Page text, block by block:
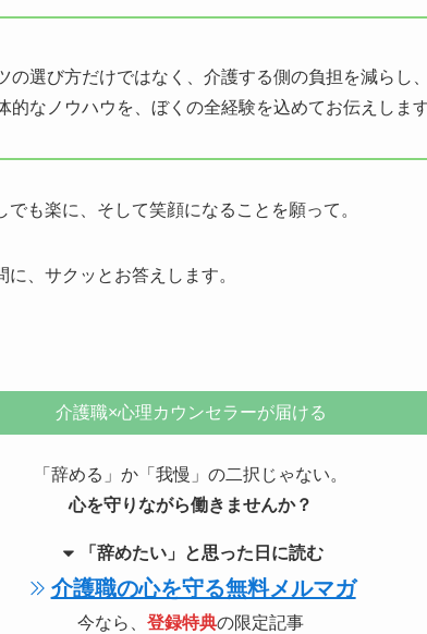
の選び方だけではなく、介護する側の負担を減らし
的なノウハウを、ぼくの全経験を込めてお伝えします
も楽に、そして笑顔になることを願って。
、サクッとお答えします。
介護職×心理カウンセラーが届ける
「辞める」か「我慢」の二択じゃない。
心を守りながら働きませんか？
「辞めたい」と思った日に読む
介護職の心を守る無料メルマガ
今なら、 登録特典の限定記事